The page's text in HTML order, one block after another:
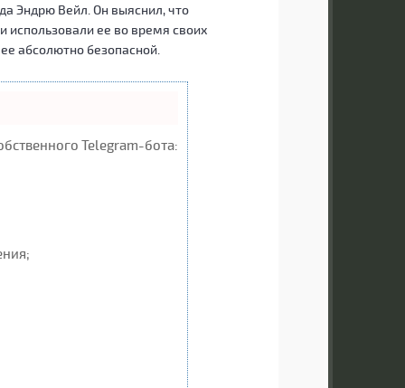
Эндрю Вейл. Он выяснил, что
использовали ее во время своих
абсолютно безопасной.
Telegram-бота: